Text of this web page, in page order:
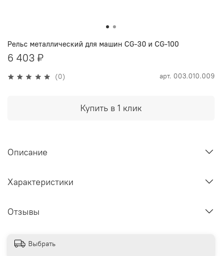
(0) арт. 003.010.009
Рельс металлический для машин CG-30 и CG-100
6 403 ₽
Купить в 1 клик
Описание
Характеристики
Отзывы
Выбрать